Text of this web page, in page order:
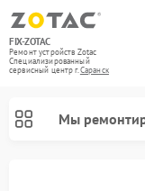
FIX-ZOTAC
Ремонт устройств Zotac
Специализированный
cервисный центр г.Саранск
Мы